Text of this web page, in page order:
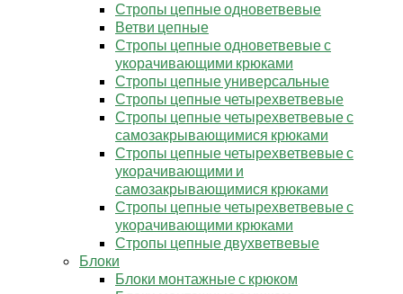
Стропы цепные одноветвевые
Ветви цепные
Стропы цепные одноветвевые с
укорачивающими крюками
Стропы цепные универсальные
Стропы цепные четырехветвевые
Стропы цепные четырехветвевые с
самозакрывающимися крюками
Стропы цепные четырехветвевые с
укорачивающими и
самозакрывающимися крюками
Стропы цепные четырехветвевые с
укорачивающими крюками
Стропы цепные двухветвевые
Блоки
Блоки монтажные с крюком